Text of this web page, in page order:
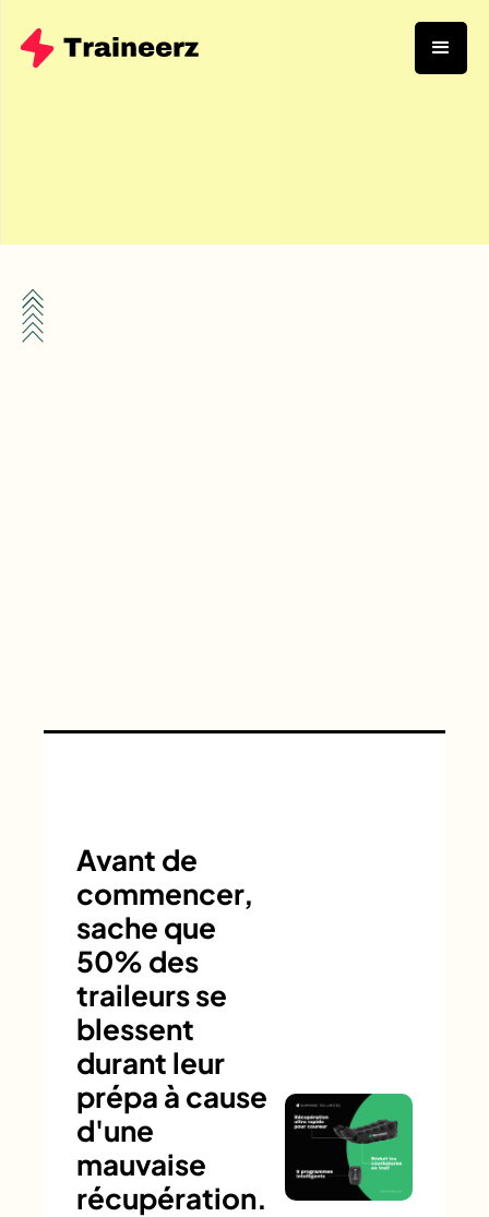
Avant de
commencer,
sache que
50% des
traileurs se
blessent
durant leur
prépa à cause
d'une
mauvaise
récupération.